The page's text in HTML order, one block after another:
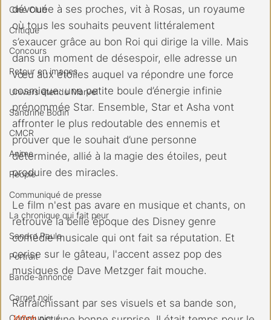
Ciné Club
Critique
Concours
Retour en images
Univers étendu Marvel
Sandrine Bodin
CMCR
Anime
People
Communiqué de presse
La chronique qui fait peur
Sandro Paulo
Portrait
Bande-annonce
Carnet noir
Communiqué
dévouée à ses proches, vit à Rosas, un royaume
où tous les souhaits peuvent littéralement
s’exaucer grâce au bon Roi qui dirige la ville. Mais
dans un moment de désespoir, elle adresse un
vœu aux étoiles auquel va répondre une force
cosmique: une petite boule d’énergie infinie
prénommée Star. Ensemble, Star et Asha vont
affronter le plus redoutable des ennemis et
prouver que le souhait d’une personne
déterminée, allié à la magie des étoiles, peut
produire des miracles.
Le film n'est pas avare en musique et chants, on
retrouve la belle époque des Disney genre
comédie musicale qui ont fait sa réputation. Et
cerise sur le gâteau, l'accent assez pop des
musiques de Dave Metzger fait mouche.
Rafraichissant par ses visuels et sa bande son,